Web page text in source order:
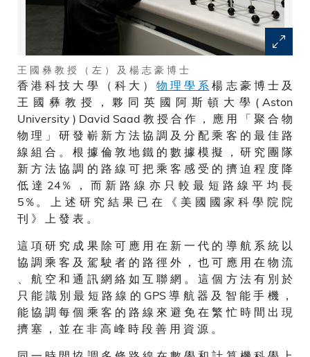
王 國 彝 教 授 （ 左 ） 及 楊 志 豪 博 士
香 港 科 技 大 學 （ 科 大 ）物 理 學 系 楊 志 豪 博 士 及
王 國 彝 教 授 ， 夥 同 英 國 阿 斯 頓 大 學 ( Aston
University ) David Saad 教 授 合 作 ， 應 用 「 聚 合 物
物 理 」 研 發 嶄 新 方 法 協 調 及 分 配 乘 客 的 最 佳 路
線 組 合 。 根 據 倫 敦 地 鐵 的 數 據 模 擬 ， 研 究 團 隊
新 方 法 協 調 的 路 線 可 把 乘 客 感 受 的 擠 迫 程 度 降
低 達 24％ ， 而 新 路 線 亦 只 較 最 短 路 線 平 均 長
5％。 上 述 研 究 結 果 已 在 《 美 國 國 家 科 學 院 院
刊 》 上 發 表 。
這 項 研 究 成 果 除 可 應 用 在 新 一 代 的 導 航 系 統 以
協 調 乘 客 及 駕 駛 者 的 路 徑 外 ， 也 可 應 用 在 物 流
、 航 空 和 通 訊 網 絡 如 互 聯 網 。 這 個 方 法 有 別 於
只 能 識 別 最 短 路 線 的 GPS 導 航 器 及 智 能 手 機 ，
能 協 調 每 個 乘 客 的 路 線 來 避 免 在 繁 忙 時 間 出 現
擠 塞 ， 並 在 非 高 峰 時 段 善 用 資 源 。